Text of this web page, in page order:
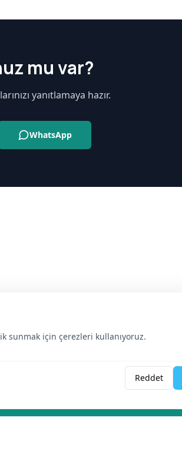
mu var?
yanıtlamaya hazır.
WhatsApp
sunmak için çerezleri kullanıyoruz.
Reddet